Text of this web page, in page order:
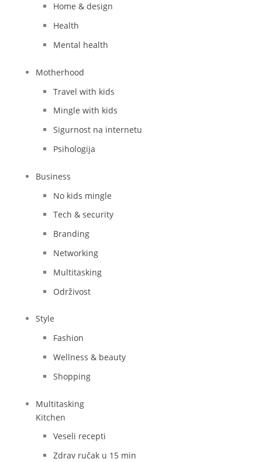
Home & design
Health
Mental health
Motherhood
Travel with kids
Mingle with kids
Sigurnost na internetu
Psihologija
Business
No kids mingle
Tech & security
Branding
Networking
Multitasking
Održivost
Style
Fashion
Wellness & beauty
Shopping
Multitasking
Kitchen
Veseli recepti
Zdrav ručak u 15 min